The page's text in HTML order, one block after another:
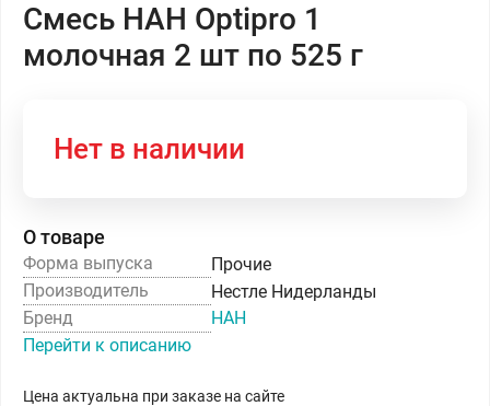
Смесь НАН Optipro 1
молочная 2 шт по 525 г
Нет в наличии
О товаре
Форма выпуска
Прочие
Производитель
Нестле Нидерланды
Бренд
НАН
Перейти к описанию
Цена актуальна при заказе на сайте